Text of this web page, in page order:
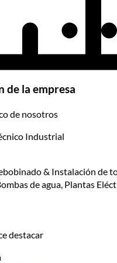
de la empresa
de nosotros
Industrial
& Instalación de
de agua, Plantas
destacar